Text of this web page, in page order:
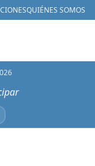
QUIÉNES SOMOS